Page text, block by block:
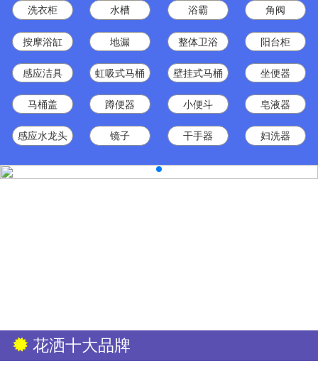
洗衣柜 水槽 浴霸 角阀
按摩浴缸 地漏 整体卫浴 阳台柜
感应洁具 虹吸式马桶 壁挂式马桶 坐便器
马桶盖 蹲便器 小便斗 皂液器
感应水龙头 镜子 干手器 妇洗器
花洒十大品牌